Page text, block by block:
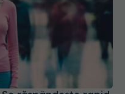
Se răspândește rapid